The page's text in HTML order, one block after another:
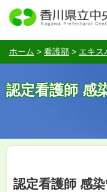
ホーム > 看護部 > エキス
認定看護師 感
認定看護師 感